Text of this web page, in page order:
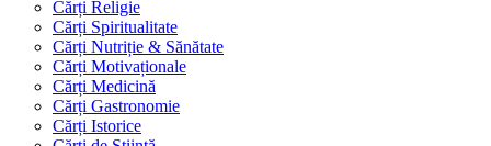
Cărți Religie
Cărți Spiritualitate
Cărți Nutriție & Sănătate
Cărți Motivaționale
Cărți Medicină
Cărți Gastronomie
Cărți Istorice